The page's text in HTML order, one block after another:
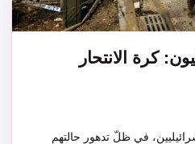
كرة الانتحار
في ظلّ تدهور حالتهم